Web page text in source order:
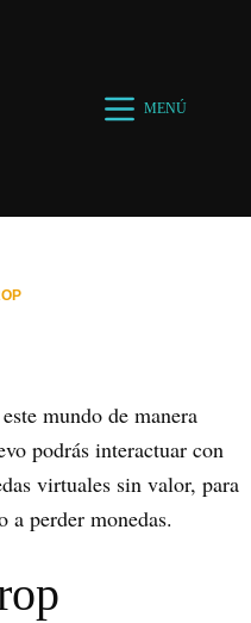
MENÚ
mundo de manera
podrás interactuar con
virtuales sin valor, para
a perder monedas.